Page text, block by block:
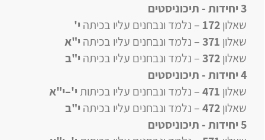
3 יחידות - תיכוניסטים
שאלון172– נלמד ונבחנים עליו בכיתה י'
שאלון 371– נלמד ונבחנים עליו בכיתה י"א
שאלון372– נלמד ונבחנים עליו בכיתה י"ב
4 יחידות
- תיכוניסטים
שאלון 471
–נלמד ונבחנים עליו בכיתותי'–י"א
שאלון472
–נלמד ונבחנים עליו בכיתה י"ב
5 יחידות
- תיכוניסטים